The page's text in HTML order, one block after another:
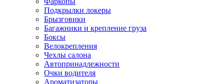
Подкрылки локеры
Брызговики
Багажники и крепление груза
Боксы
Велокрепления
Чехлы салона
Автопринадлежности
Очки водителя
Ароматизаторы